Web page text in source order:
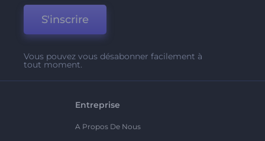
S'inscrire
Vous pouvez vous désabonner facilement à
tout moment.
Entreprise
A Propos De Nous